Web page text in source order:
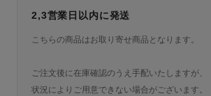
2,3営業日以内に発送
こちらの商品はお取り寄せ商品となります。
ご注文後に在庫確認のうえ手配いたしますが、
状況によりご用意できない場合がございます。